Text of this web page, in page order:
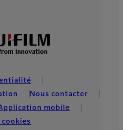
Nous contacter
mobile